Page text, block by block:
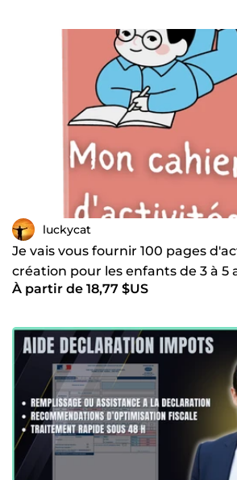
luckycat
Je vais vous fournir 100 pages
création pour les enfants de 3 à 5
À partir de 18,77 $US